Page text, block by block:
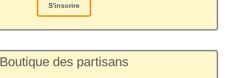
S'inscrire
Boutique des partisans